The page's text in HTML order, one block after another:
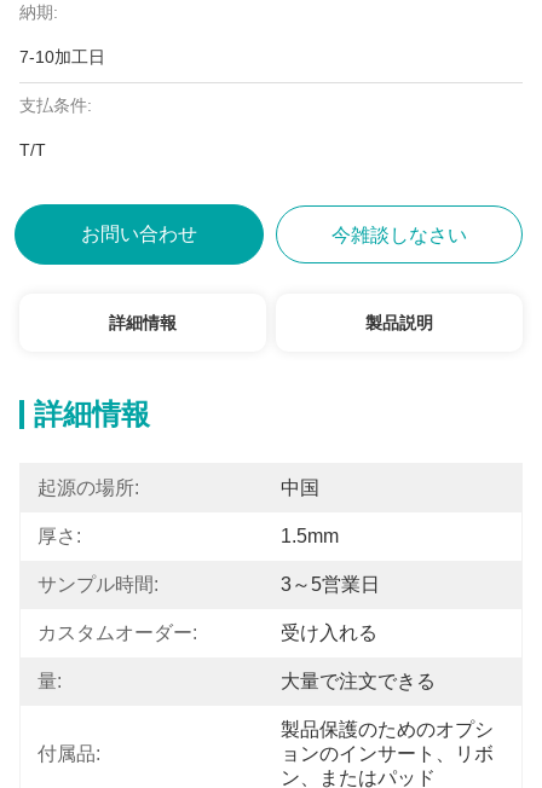
納期:
7-10加工日
支払条件:
T/T
お問い合わせ 今雑談しなさい
詳細情報 製品説明
詳細情報
起源の場所: 中国
厚さ: 1.5mm
サンプル時間: 3～5営業日
カスタムオーダー: 受け入れる
量: 大量で注文できる
付属品:
製品保護のためのオプシ
ョンのインサート、リボ
ン、またはパッド